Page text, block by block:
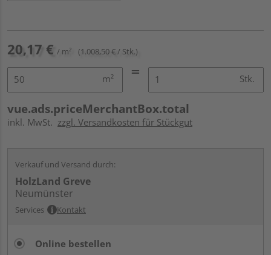
20,17 € / m² (1.008,50 € / Stk.)
m² Stk.
vue.ads.priceMerchantBox.total
inkl. MwSt. zzgl. Versandkosten für Stückgut
Verkauf und Versand durch:
HolzLand Greve
Neumünster
Services Kontakt
Online bestellen